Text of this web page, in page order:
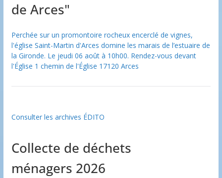
de Arces"
Perchée sur un promontoire rocheux encerclé de vignes,
l'église Saint-Martin d'Arces domine les marais de l’estuaire de
la Gironde. Le jeudi 06 août à 10h00. Rendez-vous devant
l'Église 1 chemin de l'Église 17120 Arces
Consulter les archives ÉDITO
Collecte de déchets
ménagers 2026